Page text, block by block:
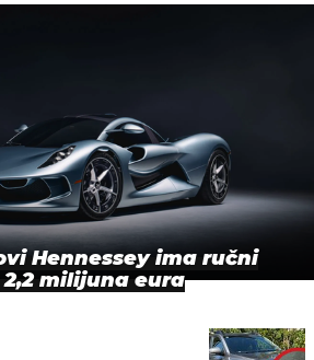
Hennessey ima ručni
milijuna eura